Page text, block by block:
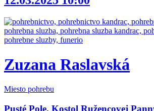
Zuzana Raslavská
Miesto pohrebu
Pusté Pole, Kostol Ružencovej